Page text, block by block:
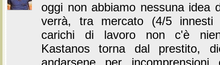
oggi non abbiamo nessuna idea
verrà, tra mercato (4/5
carichi di lavoro non c'è
Kastanos torna dal prestito,
andarsene per incomprensioni